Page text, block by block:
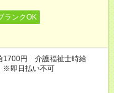
ランクOK
1700円 介護福祉士時給
※即日払い不可